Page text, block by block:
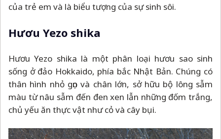
của trẻ em và là biểu tượng của sự sinh sôi.
Hươu Yezo shika
Hươu Yezo shika là một phân loại hươu sao sinh
sống ở đảo Hokkaido, phía bắc Nhật Bản. Chúng có
thân hình nhỏ gọn và chân lớn, sở hữu bộ lông sẫm
màu từ nâu sẫm đến đen xen lẫn những đốm trắng,
chủ yếu ăn thực vật như cỏ và cây bụi.